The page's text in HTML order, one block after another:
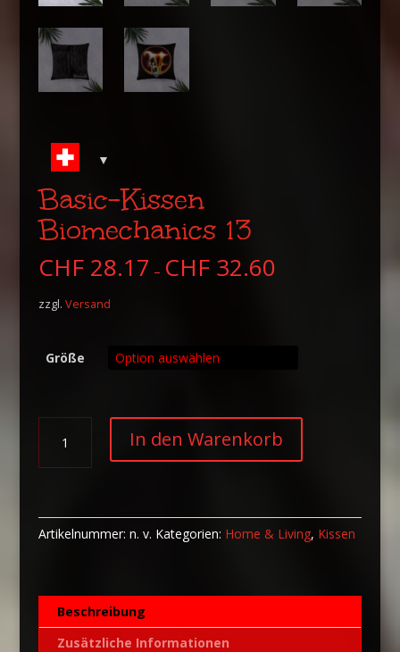
Basic-Kissen
Biomechanics 13
CHF28.17 – CHF32.60
zzgl. Versand
Größe
Kissen
Biomechanics
In den Warenkorb
n
e
Artikelnummer: n. v. Kategorien: Home & Living, Kissen
Beschreibung
Zusätzliche Informationen